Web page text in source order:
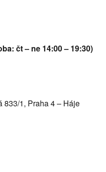
čt – ne 14:00 – 19:30)
833/1, Praha 4 – Háje